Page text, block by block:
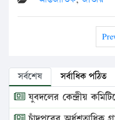
সর্বশেষ সর্বাধিক পঠিত
যুবদলের কেন্দ্রীয়